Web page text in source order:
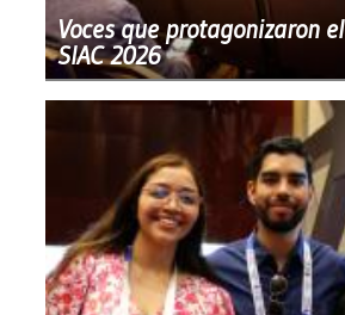
Voces que protagonizaron el
SIAC 2026